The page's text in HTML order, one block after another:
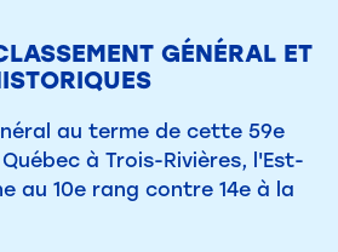
GÉNÉRAL ET
au terme de cette 59e
à Trois-Rivières, l'Est-
au 10e rang contre 14e à la